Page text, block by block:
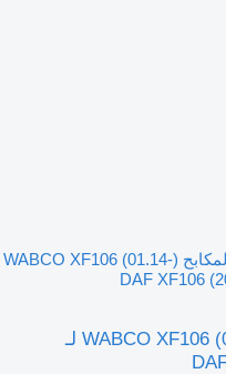
حجرة المكابح WABCO XF106 (01.14-)
حجرة المكابح WABCO XF106 (01.14-) 4235040240 لـ